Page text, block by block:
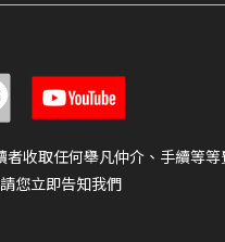
者收取任何舉凡仲介、手續等
您立即告知我們